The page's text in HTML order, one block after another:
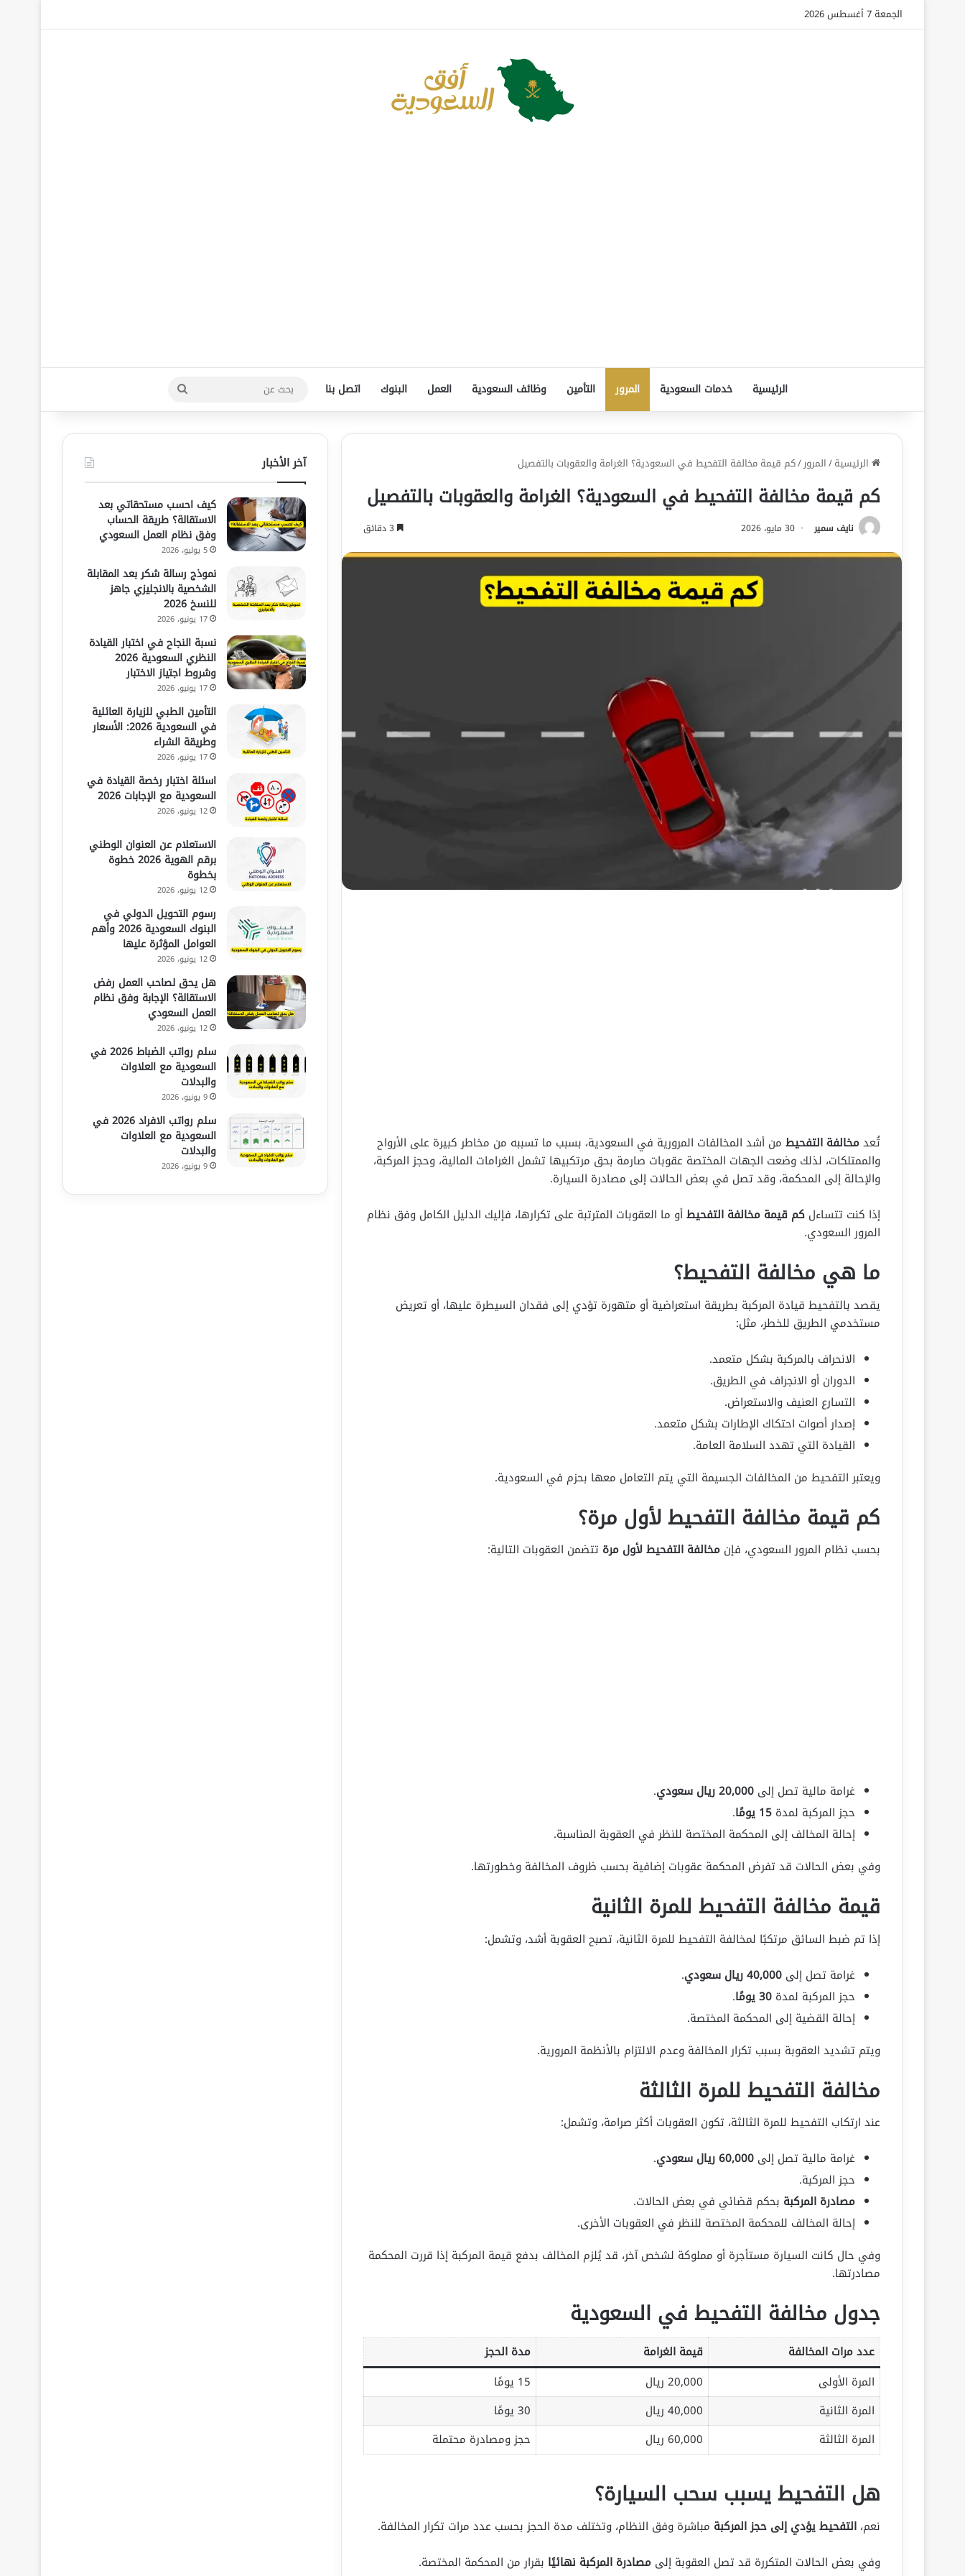
الجمعة 7 أغسطس 2026
الرئيسية خدمات السعودية المرور التأمين وظائف السعودية العمل البنوك اتصل بنا
بحث
عن
الرئيسية/المرور/كم قيمة مخالفة التفحيط في السعودية؟ الغرامة والعقوبات بالتفصيل
كم قيمة مخالفة التفحيط في السعودية؟ الغرامة والعقوبات بالتفصيل
نايف سمير 30 مايو، 2026
تُعدمخالفة التفحيط من أشد المخالفات المرورية في السعودية، بسبب ما تسببه من مخاطر كبيرة على الأرواح
والممتلكات، لذلك وضعت الجهات المختصة عقوبات صارمة بحق مرتكبيها تشمل الغرامات المالية، وحجز المركبة،
والإحالة إلى المحكمة، وقد تصل في بعض الحالات إلى مصادرة السيارة.
إذا كنت تتساءل كم قيمة مخالفة التفحيطأو ما العقوبات المترتبة على تكرارها، فإليك الدليل الكامل وفق نظام
المرور السعودي.
ما هي مخالفة التفحيط؟
يقصد بالتفحيط قيادة المركبة بطريقة استعراضية أو متهورة تؤدي إلى فقدان السيطرة عليها، أو تعريض
مستخدمي الطريق للخطر، مثل:
الانحراف بالمركبة بشكل متعمد.
الدوران أو الانجراف في الطريق.
التسارع العنيف والاستعراض.
إصدار أصوات احتكاك الإطارات بشكل متعمد.
القيادة التي تهدد السلامة العامة.
ويعتبر التفحيط من المخالفات الجسيمة التي يتم التعامل معها بحزم في السعودية.
كم قيمة مخالفة التفحيط لأول مرة؟
بحسب نظام المرور السعودي، فإن مخالفة التفحيط لأول مرة تتضمن العقوبات التالية:
غرامة مالية تصل إلى 20,000 ريال سعودي
.
حجز المركبة لمدة 15 يومًا
.
إحالة المخالف إلى المحكمة المختصة للنظر في العقوبة المناسبة.
وفي بعض الحالات قد تفرض المحكمة عقوبات إضافية بحسب ظروف المخالفة وخطورتها.
قيمة مخالفة التفحيط للمرة الثانية
إذا تم ضبط السائق مرتكبًا لمخالفة التفحيط للمرة الثانية، تصبح العقوبة أشد، وتشمل:
غرامة تصل إلى 40,000 ريال سعودي
.
حجز المركبة لمدة 30 يومًا
.
إحالة القضية إلى المحكمة المختصة.
ويتم تشديد العقوبة بسبب تكرار المخالفة وعدم الالتزام بالأنظمة المرورية.
مخالفة التفحيط للمرة الثالثة
عند ارتكاب التفحيط للمرة الثالثة، تكون العقوبات أكثر صرامة، وتشمل:
غرامة مالية تصل إلى 60,000 ريال سعودي
.
حجز المركبة.
مصادرة المركبة بحكم قضائي في بعض الحالات.
إحالة المخالف للمحكمة المختصة للنظر في العقوبات الأخرى.
وفي حال كانت السيارة مستأجرة أو مملوكة لشخص آخر، قد يُلزم المخالف بدفع قيمة المركبة إذا قررت المحكمة
مصادرتها.
جدول مخالفة التفحيط في السعودية
عدد مرات المخالفة قيمة الغرامة
مدة الحجز
المرة الأولى
20,000 ريال
15 يومًا
المرة الثانية
40,000 ريال
30 يومًا
المرة الثالثة
60,000 ريال حجز ومصادرة محتملة
هل التفحيط يسبب سحب السيارة؟
نعم، التفحيط يؤدي إلى حجز المركبة مباشرة وفق النظام، وتختلف مدة الحجز بحسب عدد مرات تكرار المخالفة.
وفي بعض الحالات المتكررة قد تصل العقوبة إلى مصادرة المركبة نهائيًا بقرار من المحكمة المختصة.
آخر الأخبار
كيف احسب مستحقاتي بعد
الاستقالة؟ طريقة الحساب
وفق نظام العمل السعودي
5 يوليو، 2026
نموذج رسالة شكر بعد المقابلة
الشخصية بالانجليزي جاهز
للنسخ 2026
17 يونيو، 2026
نسبة النجاح في اختبار القيادة
النظري السعودية 2026
وشروط اجتياز الاختبار
17 يونيو، 2026
التأمين الطبي للزيارة العائلية
في السعودية 2026: الأسعار
وطريقة الشراء
17 يونيو، 2026
اسئلة اختبار رخصة القيادة في
السعودية مع الإجابات 2026
12 يونيو، 2026
الاستعلام عن العنوان الوطني
برقم الهوية 2026 خطوة
بخطوة
12 يونيو، 2026
رسوم التحويل الدولي في
البنوك السعودية 2026 وأهم
العوامل المؤثرة عليها
12 يونيو، 2026
هل يحق لصاحب العمل رفض
الاستقالة؟ الإجابة وفق نظام
العمل السعودي
12 يونيو، 2026
سلم رواتب الضباط 2026 في
السعودية مع العلاوات
والبدلات
9 يونيو، 2026
سلم رواتب الافراد 2026 في
السعودية مع العلاوات
والبدلات
9 يونيو، 2026